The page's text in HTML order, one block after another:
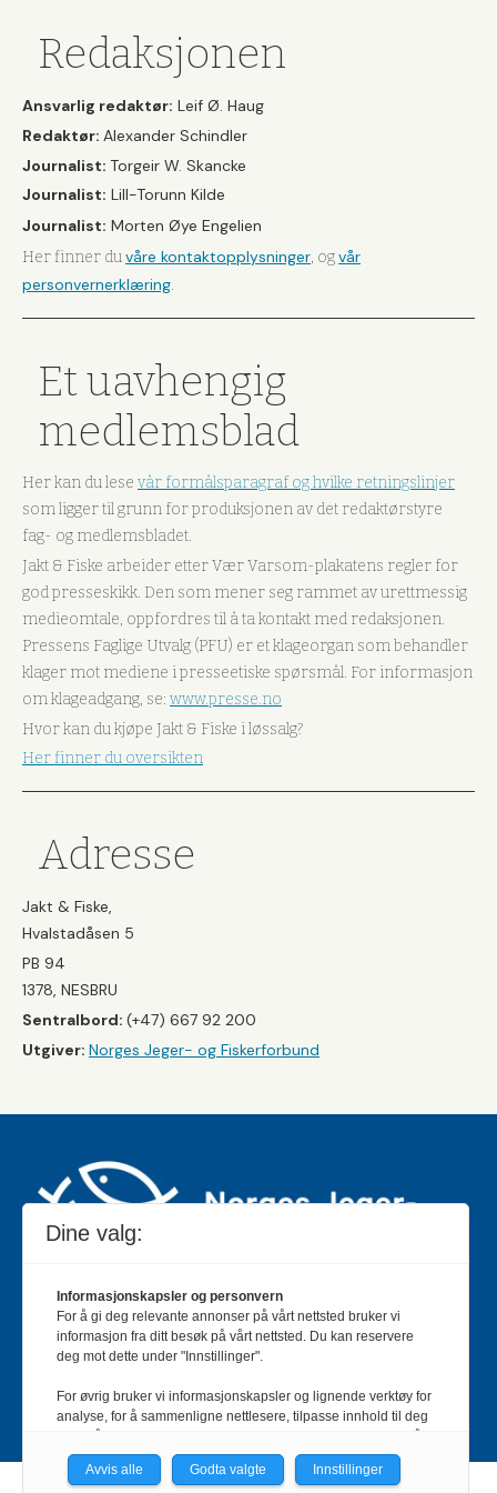
Redaksjonen
Ansvarlig redaktør: Leif Ø. Haug
Redaktør: Alexander Schindler
Journalist: Torgeir W. Skancke
Journalist: Lill-Torunn Kilde
Journalist: Morten Øye Engelien
Her finner duvåre kontaktopplysninger, ogvår
personvernerklæring.
Et uavhengig
medlemsblad
Her kan du lese vår formålsparagraf og hvilke retningslinjer
som ligger til grunn for produksjonen av det redaktørstyre
fag- og medlemsbladet.
Jakt & Fiske arbeider etter Vær Varsom-plakatens regler for
god presseskikk. Den som mener seg rammet av urettmessig
medieomtale, oppfordres til å ta kontakt med redaksjonen.
Pressens Faglige Utvalg (PFU) er et klageorgan som behandler
klager mot mediene i presseetiske spørsmål. For informasjon
om klageadgang, se: www.presse.no
Hvor kan du kjøpe Jakt & Fiske i løssalg?
Her finner du oversikten
Adresse
Jakt & Fiske,
Hvalstadåsen 5
PB 94
1378, NESBRU
Sentralbord: (+47) 667 92 200
Utgiver: Norges Jeger- og Fiskerforbund
Jakt & Fiske er landets største og eldste magasin for
jakt- og fiskeinteresserte med 195 000 månedlige
Bladet er en månedlig publikasjon og utgis av Norges
Jeger- og Fiskerforbund.
Meld deg inn her
Dine valg:
Informasjonskapsler og personvern
For å gi deg relevante annonser på vårt nettsted bruker vi
informasjon fra ditt besøk på vårt nettsted. Du kan reservere
deg mot dette under "Innstillinger".
For øvrig bruker vi informasjonskapsler og lignende verktøy for
analyse, for å sammenligne nettlesere, tilpasse innhold til deg
personvernerklæring.
Avvis alle Godta valgte Innstillinger